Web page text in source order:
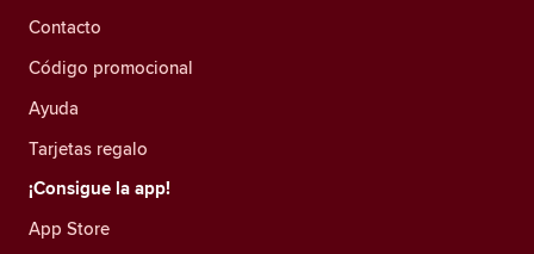
Contacto
Código promocional
Ayuda
Tarjetas regalo
¡Consigue la app!
App Store